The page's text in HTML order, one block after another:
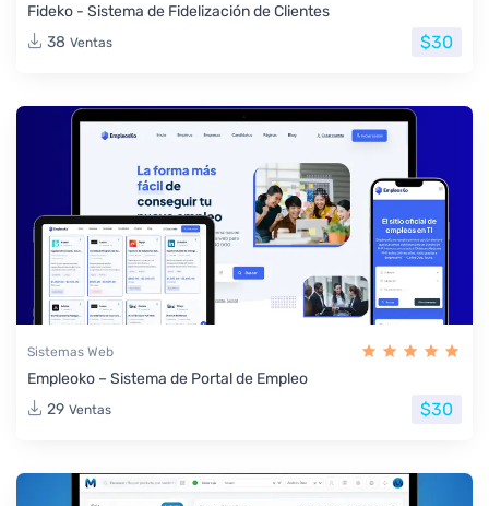
Fideko - Sistema de Fidelización de Clientes
38 Ventas $30
Sistemas Web
Empleoko – Sistema de Portal de Empleo
29 Ventas $30